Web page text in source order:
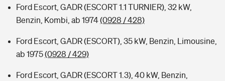
Ford Escort, GADR (ESCORT 1.1 TURNIER), 32 kW,
Benzin, Kombi, ab 1974(0928 / 428)
Ford Escort, GADR (ESCORT), 35 kW, Benzin, Limousine,
ab 1975(0928 / 429)
Ford Escort, GADR (ESCORT 1.3), 40 kW, Benzin,